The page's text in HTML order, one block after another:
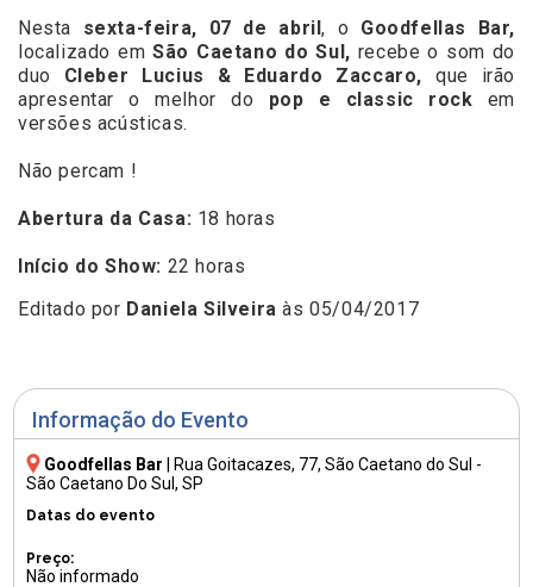
Informação do Evento
Goodfellas Bar Rua Goitacazes, 77, São Caetano do Sul -
São Caetano Do Sul, SP
Datas do evento
Preço:
Não informado
Nesta sexta-feira, 07 de abril, o Goodfellas Bar,
localizado emSão Caetano do Sul, recebe o som do
duo Cleber Lucius & Eduardo Zaccaro, que irão
apresentar o melhor do pop e classic rock em
versões acústicas.
Não percam !
Abertura da Casa: 18 horas
Início do Show: 22 horas
Editado por Daniela Silveira às 05/04/2017